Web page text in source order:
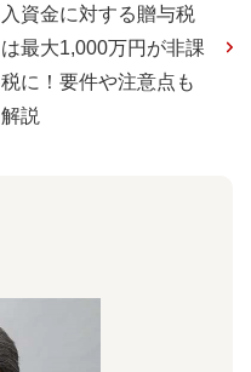
入資金に対する贈与税
は最大1,000万円が非課
税に！要件や注意点も
解説